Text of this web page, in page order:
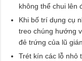
không thể chui lên
Khi bố trí dụng cụ
treo chúng hướng
đẻ trứng của lũ
Trét kín các lỗ nhỏ